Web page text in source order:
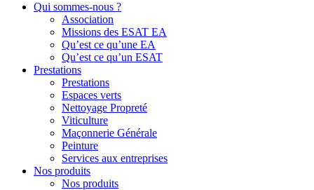
Qui sommes-nous ?
Association
Missions des ESAT EA
Qu’est ce qu’une EA
Qu’est ce qu’un ESAT
Prestations
Prestations
Espaces verts
Nettoyage Propreté
Viticulture
Maçonnerie Générale
Peinture
Services aux entreprises
Nos produits
Nos produits